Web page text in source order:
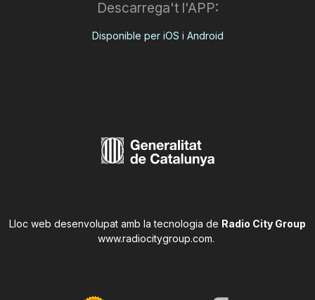
Descarrega't l'APP:
Disponible per iOS i Android
Lloc web desenvolupat amb la tecnologia de Radio City Group
www.radiocitygroup.com.